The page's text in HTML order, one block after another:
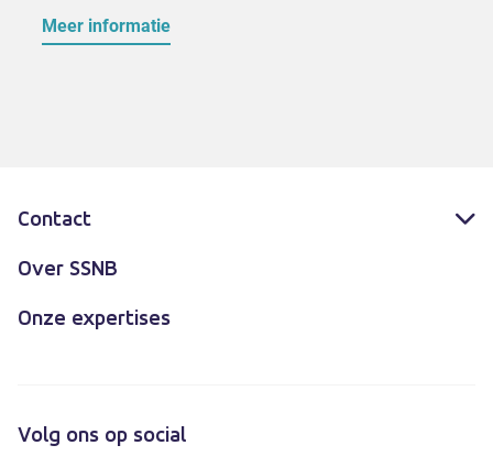
Meer informatie
Contact
Over SSNB
Onze expertises
Volg ons op social